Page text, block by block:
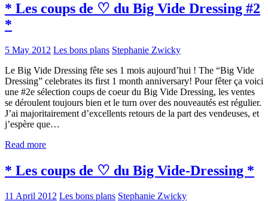
* Les coups de ♡ du Big Vide Dressing #2
*
5 May 2012 Les bons plans Stephanie Zwicky
Le Big Vide Dressing fête ses 1 mois aujourd’hui ! The “Big Vide
Dressing” celebrates its first 1 month anniversary! Pour fêter ça voici
une #2e sélection coups de coeur du Big Vide Dressing, les ventes
se déroulent toujours bien et le turn over des nouveautés est régulier.
J’ai majoritairement d’excellents retours de la part des vendeuses, et
j’espère que…
Read more
* Les coups de ♡ du Big Vide-Dressing *
11 April 2012 Les bons plans Stephanie Zwicky